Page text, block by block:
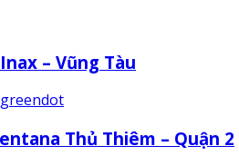
– Vũng Tàu
Thủ Thiêm – Quận 2